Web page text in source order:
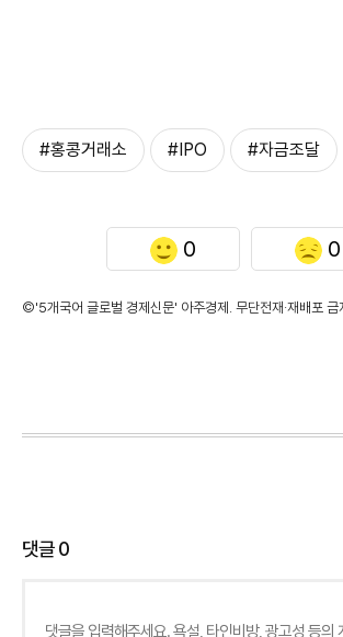
#홍콩거래소 #IPO #자금조달
0 0
©'5개국어 글로벌 경제신문' 아주경제. 무단전재·재배포 금
댓글0